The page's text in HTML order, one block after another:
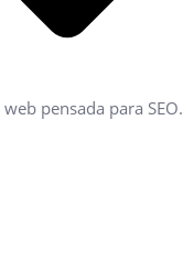
pensada para SEO.